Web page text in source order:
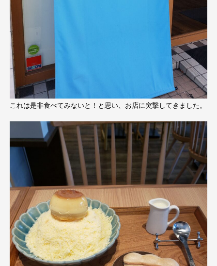
これは是非食べてみないと！と思い、お店に突撃してきました。